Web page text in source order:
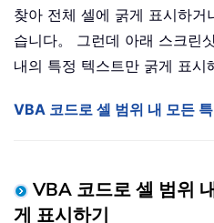
찾아 전체 셀에 굵게 표시하거
습니다。 그런데 아래 스크린
내의 특정 텍스트만 굵게 표시
VBA 코드로 셀 범위 내 모든
VBA 코드로 셀 범위
게 표시하기